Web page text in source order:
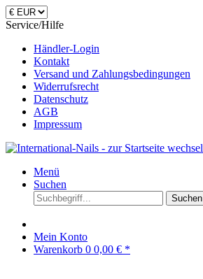
Service/Hilfe
Händler-Login
Kontakt
Versand und Zahlungsbedingungen
Widerrufsrecht
Datenschutz
AGB
Impressum
Menü
Suchen
Suchen
Mein Konto
Warenkorb 0 0,00 € *